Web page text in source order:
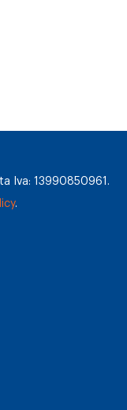
Iva: 13990850961.
.